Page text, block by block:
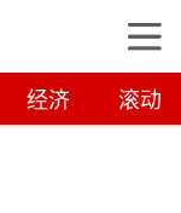
经济 滚动